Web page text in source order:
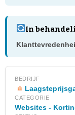
In
BEDRIJF
CATEGORIE
Websites -